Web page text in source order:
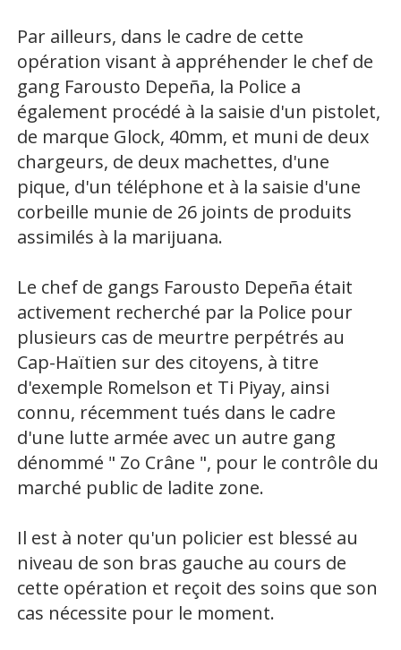
Par ailleurs, dans le cadre de cette
opération visant à appréhender le chef de
gang Farousto Depeña, la Police a
également procédé à la saisie d'un pistolet,
de marque Glock, 40mm, et muni de deux
chargeurs, de deux machettes, d'une
pique, d'un téléphone et à la saisie d'une
corbeille munie de 26 joints de produits
assimilés à la marijuana.
Le chef de gangs Farousto Depeña était
activement recherché par la Police pour
plusieurs cas de meurtre perpétrés au
Cap-Haïtien sur des citoyens, à titre
d'exemple Romelson et Ti Piyay, ainsi
connu, récemment tués dans le cadre
d'une lutte armée avec un autre gang
dénommé " Zo Crâne ", pour le contrôle du
marché public de ladite zone.
Il est à noter qu'un policier est blessé au
niveau de son bras gauche au cours de
cette opération et reçoit des soins que son
cas nécessite pour le moment.